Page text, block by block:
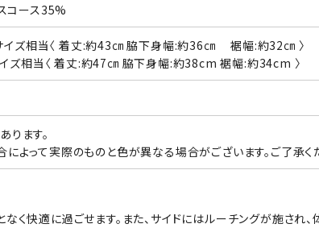
コース35%
サイズ相当〈 着丈:約43㎝ 脇下身幅:約36㎝ 裾幅:約32㎝ 〉
イズ相当〈 着丈:約47㎝ 脇下身幅:約38cm 裾幅:約34cm 〉
ます。
よって実際のものと色が異なる場合がございます。ご了承く
快適に過ごせます。また、サイドにはルーチングが施され、